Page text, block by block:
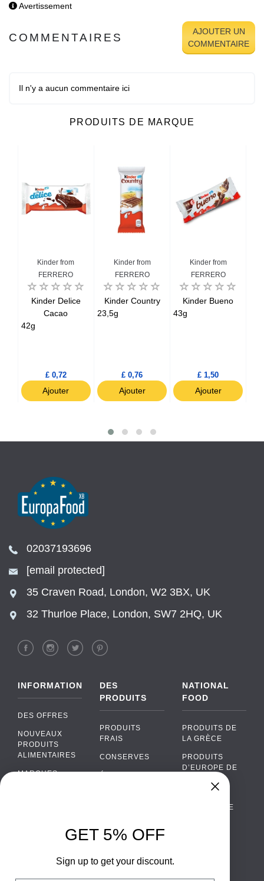
Avertissement
COMMENTAIRES
AJOUTER UN
COMMENTAIRE
Il n'y a aucun commentaire ici
PRODUITS DE MARQUE
Kinder from
FERRERO
Kinder Delice
Cacao
42g
£ 0,72
Ajouter
Kinder from
FERRERO
Kinder Country
23,5g
£ 0,76
Ajouter
Kinder from
FERRERO
Kinder Bueno
43g
£ 1,50
Ajouter
02037193696
[email protected]
35 Craven Road, London, W2 3BX, UK
32 Thurloe Place, London, SW7 2HQ, UK
INFORMATION
DES OFFRES
NOUVEAUX
PRODUITS
ALIMENTAIRES
MARQUES
CONTACTEZ
DES
PRODUITS
PRODUITS
FRAIS
CONSERVES
ALCOOL
ALIMENTAIRES
NATIONAL
FOOD
PRODUITS DE
LA GRÈCE
PRODUITS
D’EUROPE DE
PORTUGAISE
WhatsApp
Facebook Messenger
GET 5% OFF
Sign up to get your discount.